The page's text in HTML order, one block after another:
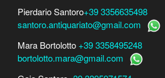
Pierdario Santoro+39 3356635498
santoro.antiquariato@gmail.com
Mara Bortolotto +39 3358495248
bortolotto.mara@gmail.com